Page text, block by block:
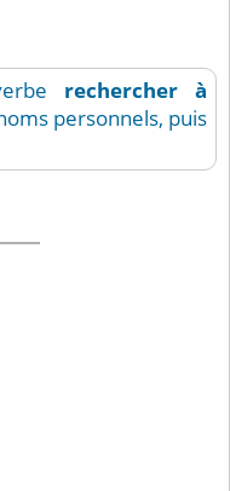
rechercher
à
personnels, puis